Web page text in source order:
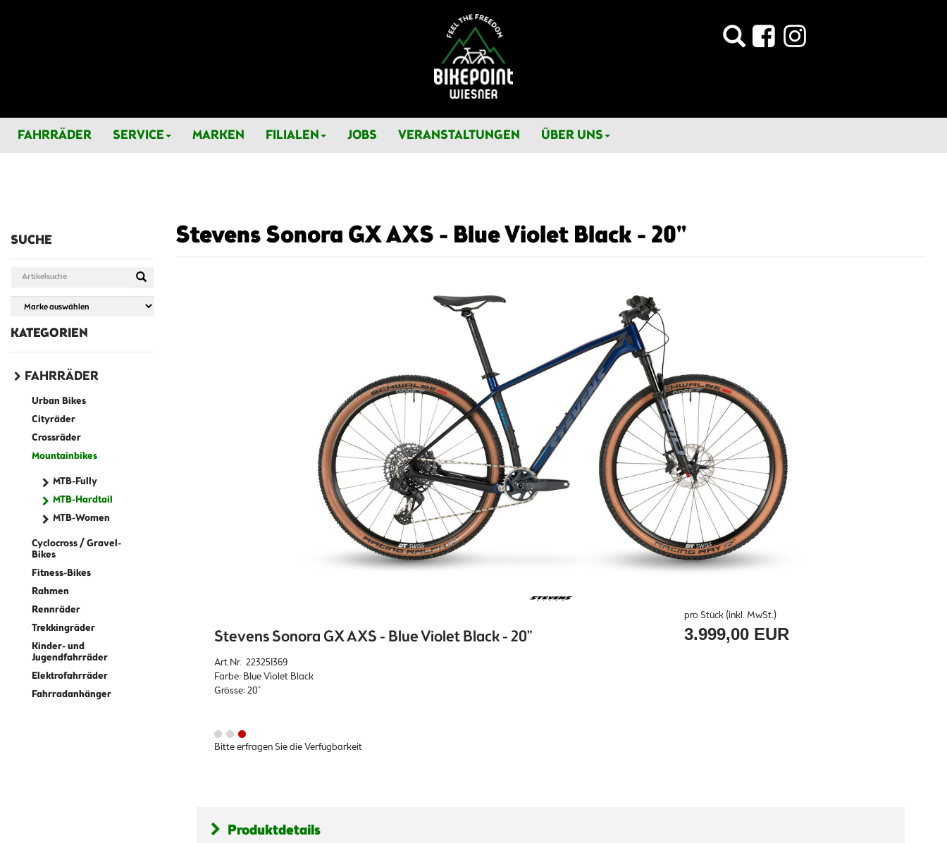
FAHRRÄDER SERVICE MARKEN FILIALEN JOBS VERANSTALTUNGEN ÜBER UNS
SUCHE
KATEGORIEN
FAHRRÄDER
Urban Bikes
Cityräder
Crossräder
Mountainbikes
MTB-Fully
MTB-Hardtail
MTB-Women
Cyclocross / Gravel-
Bikes
Fitness-Bikes
Rahmen
Rennräder
Trekkingräder
Kinder- und
Jugendfahrräder
Elektrofahrräder
Fahrradanhänger
Stevens Sonora GX AXS - Blue Violet Black - 20"
Stevens Sonora GX AXS - Blue Violet Black - 20"
Art.Nr. 223251369
Farbe: Blue Violet Black
Grösse: 20"
Bitte erfragen Sie die Verfügbarkeit
pro Stück (inkl. MwSt.)
3.999,00 EUR
Produktdetails